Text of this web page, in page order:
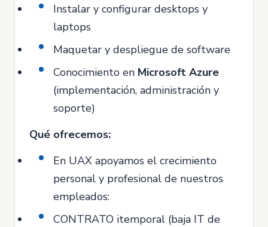
Instalar y configurar desktops y
laptops
Maquetar y despliegue de software
Conocimiento en Microsoft Azure
(implementación, administración y
soporte)
Qué ofrecemos:
En UAX apoyamos el crecimiento
personal y profesional de nuestros
empleados:
CONTRATO itemporal (baja IT de